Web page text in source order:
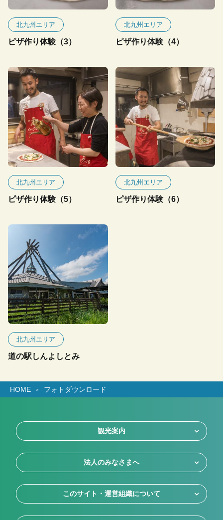
北九州エリア
ピザ作り体験（3）
北九州エリア
ピザ作り体験（4）
北九州エリア
ピザ作り体験（5）
北九州エリア
ピザ作り体験（6）
北九州エリア
道の駅しんよしとみ
HOME フォトダウンロード
観光案内
法人のみなさまへ
このサイト・運営組織について